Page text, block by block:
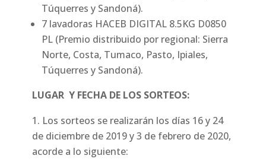
Túquerres y Sandoná).
7 lavadoras HACEB DIGITAL 8.5KG D0850
PL (Premio distribuido por regional: Sierra
Norte, Costa, Tumaco, Pasto, Ipiales,
Túquerres y Sandoná).
LUGAR Y FECHA DE LOS SORTEOS:
Los sorteos se realizarán los días 16 y 24
de diciembre de 2019 y 3 de febrero de 2020,
acorde a lo siguiente: